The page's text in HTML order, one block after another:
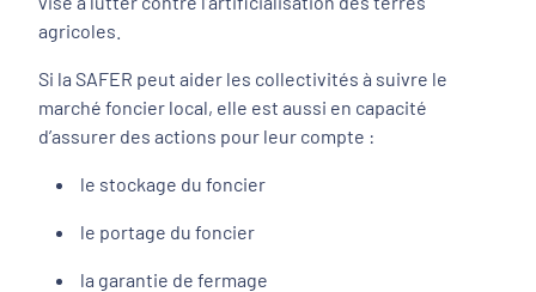
agricoles.
Si la SAFER peut aider les collectivités à suivre le
marché foncier local, elle est aussi en capacité
d’assurer des actions pour leur compte :
le stockage du foncier
le portage du foncier
la garantie de fermage